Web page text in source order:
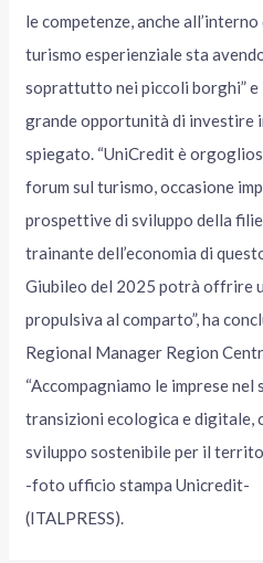
le competenze, anche all’interno
turismo esperienziale sta
soprattutto nei piccoli borghi” e
grande opportunità di investire
spiegato. “UniCredit è
forum sul turismo, occasione
prospettive di sviluppo della
trainante dell’economia di
Giubileo del 2025 potrà offrire
propulsiva al comparto”, ha
Regional Manager Region
“Accompagniamo le imprese
transizioni ecologica e digitale,
sviluppo sostenibile per il
-foto ufficio stampa Unicredit-
(ITALPRESS).